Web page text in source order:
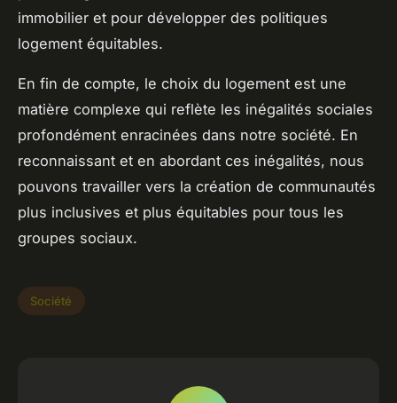
immobilier et pour développer des politiques
logement équitables.
En fin de compte, le choix du logement est une
matière complexe qui reflète les inégalités sociales
profondément enracinées dans notre société. En
reconnaissant et en abordant ces inégalités, nous
pouvons travailler vers la création de communautés
plus inclusives et plus équitables pour tous les
groupes sociaux.
Société